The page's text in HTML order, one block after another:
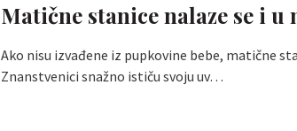
Matične stanice nalaze se i
Ako nisu izvađene iz pupkovine bebe, matične
Znanstvenici snažno ističu svoju uv…